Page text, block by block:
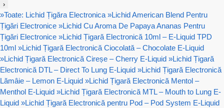
›
»Toate: Lichid Țigăra Electronica »Lichid American Blend Pentru
Țigări Electronice »Lichid Cu Aroma De Papaya Ananas Pentru
Țigări Electronice »Lichid Țigară Electronică 10ml – E-Liquid TPD
10ml »Lichid Țigară Electronică Ciocolată – Chocolate E-Liquid
»Lichid Țigară Electronică Cireșe – Cherry E-Liquid »Lichid Țigară
Electronică DTL – Direct To Lung E-Liquid »Lichid Țigară Electronică
Lămâie – Lemon E-Liquid »Lichid Țigară Electronică Mentol –
Menthol E-Liquid »Lichid Țigară Electronică MTL – Mouth to Lung E-
Liquid »Lichid Țigară Electronică pentru Pod – Pod System E-Liquid